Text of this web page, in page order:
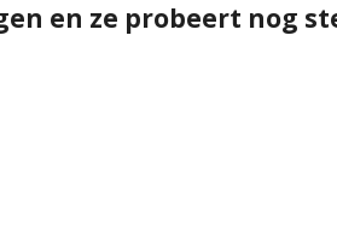
en ze probeert nog